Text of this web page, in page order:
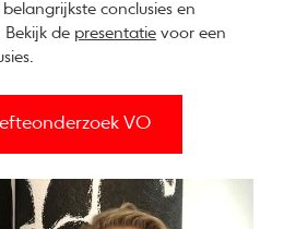
conclusies en
de presentatie voor een
VO